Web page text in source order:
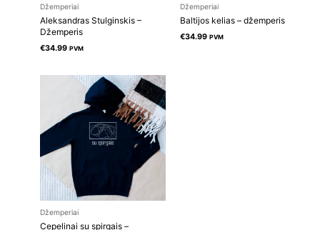
Džemperiai
Aleksandras Stulginskis –
Džemperis
€34.99 PVM
Džemperiai
Baltijos kelias – džemperis
€34.99 PVM
Džemperiai
Cepelinai su spirgais –